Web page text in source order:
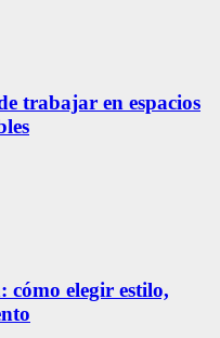
trabajar en espacios
cómo elegir estilo,